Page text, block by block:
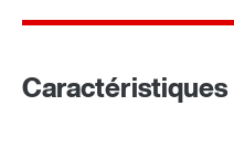
Caractéristiques